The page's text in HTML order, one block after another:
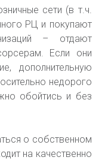
сети (в т.ч.
РЦ и покупают
– отдают
Если они
дополнительную
недорого
обойтись и без
о собственном
на качественно